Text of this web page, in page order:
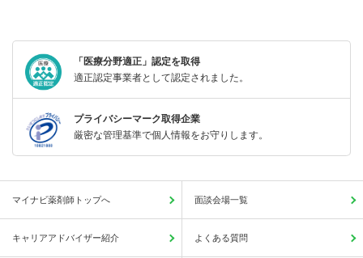
「医療分野適正」認定を取得
適正認定事業者として認定されました。
プライバシーマーク取得企業
厳密な管理基準で個人情報をお守りします。
マイナビ薬剤師トップへ 面談会場一覧
キャリアアドバイザー紹介 よくある質問